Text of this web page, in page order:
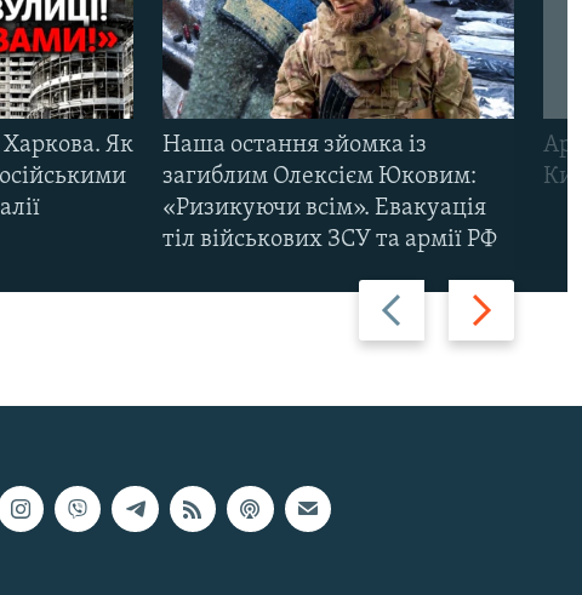
Назад Вперед
Як
Наша остання зйомка із
загиблим Олексієм Юковим:
«Ризикуючи всім». Евакуація
тіл військових ЗСУ та армії РФ